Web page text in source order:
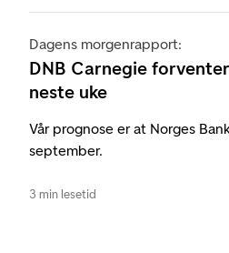
Dagens morgenrapport:
DNB Carnegie
neste uke
Vår prognose er at Norges
september.
3 min lesetid